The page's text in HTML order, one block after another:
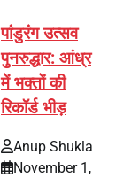
पांडुरंग उत्सव
पुनरुद्धार: आंध्र
में भक्तों की
रिकॉर्ड भीड़
Anup Shukla
November 1,